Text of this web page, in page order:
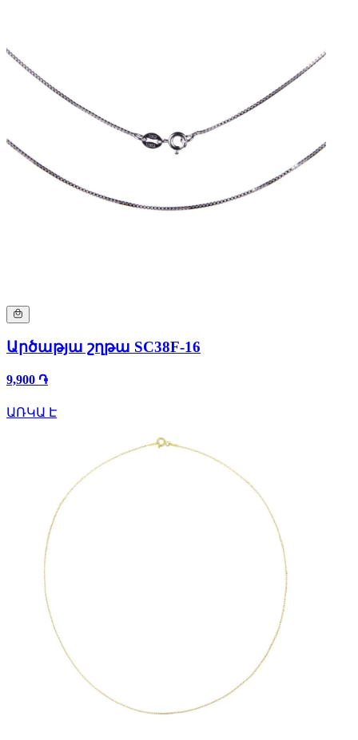
Արծաթյա շղթա SC38F-16
9,900 ֏
ԱՌԿԱ Է